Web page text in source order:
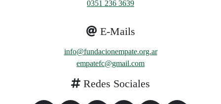
0351 236 3639
E-Mails
info@fundacionempate.org.ar
empatefc@gmail.com
Redes Sociales